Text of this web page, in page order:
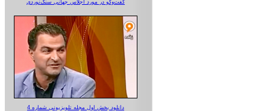
گفت‌وگو در مورد اجلاس جهانی سنگ‌نوردی
دانلود بخش اول مجله تلویزیونی شماره 4